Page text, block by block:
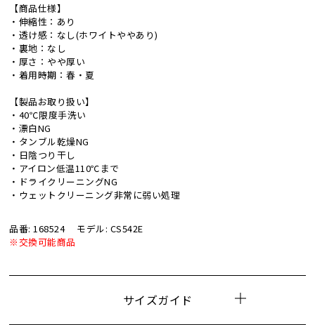
【商品仕様】
・伸縮性：あり
・透け感：なし(ホワイトややあり)
・裏地：なし
・厚さ：やや厚い
・着用時期：春・夏
【製品お取り扱い】
・40℃限度手洗い
・漂白NG
・タンブル乾燥NG
・日陰つり干し
・アイロン低温110℃まで
・ドライクリーニングNG
・ウェットクリーニング非常に弱い処理
品番: 168524
モデル: CS542E
※交換可能商品
サイズガイド